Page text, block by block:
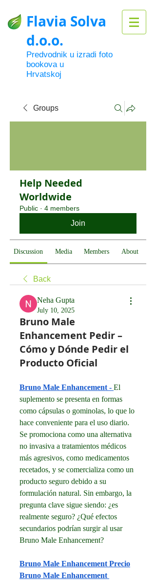
Flavia Solva
d.o.o.
Predvodnik u izradi foto
bookova u
Hrvatskoj
Groups
Help Needed
Worldwide
Public · 4 members
Join
Discussion Media Members About
Back
Neha Gupta
July 10, 2025
Bruno Male
Enhancement Pedir –
Cómo y Dónde Pedir el
Producto Oficial
Bruno Male Enhancement - El
suplemento se presenta en formas
como cápsulas o gominolas, lo que lo
hace conveniente para el uso diario.
Se promociona como una alternativa
no invasiva a tratamientos médicos
más agresivos, como medicamentos
recetados, y se comercializa como un
producto seguro debido a su
formulación natural. Sin embargo, la
pregunta clave sigue siendo: ¿es
realmente seguro? ¿Qué efectos
secundarios podrían surgir al usar
Bruno Male Enhancement?
Bruno Male Enhancement Precio
Bruno Male Enhancement